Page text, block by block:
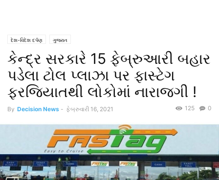
દેશ-વિદેશ દર્પણ ગુજરાત
કેન્દ્ર સરકારે 15 ફેબ્રુઆરી બહાર
પડેલા ટોલ પ્લાઝા પર ફાસ્ટેગ
ફરજિયાતથી લોકોમાં નારાજગી !
By Decision News - ફેબ્રુવારી 16, 2021 0
125